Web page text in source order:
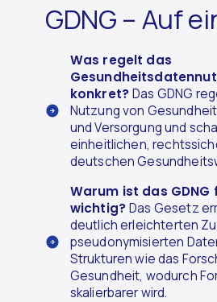
GDNG – Auf
Was regelt das
konkret?Das GDNG
Nutzung von
und Versorgung und
einheitlichen,
deutschen
Warum ist das
wichtig?Das Gesetz
deutlich erleichterten
pseudonymisierten
Strukturen wie das
Gesundheit, wodurch
skalierbarer wird.